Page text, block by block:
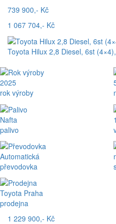
739 900,- Kč
1 067 704,- Kč
Toyota Hilux 2,8 Diesel, 6st
2025
rok výroby
Nafta
palivo
Automatická
převodovka
Toyota Praha
prodejna
1 229 900,- Kč